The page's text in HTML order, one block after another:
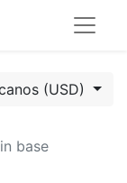
(USD)
base